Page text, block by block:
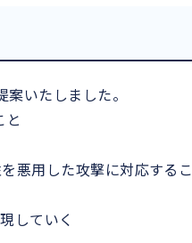
いたしました。
と
悪用した攻撃に対応するこ
していく